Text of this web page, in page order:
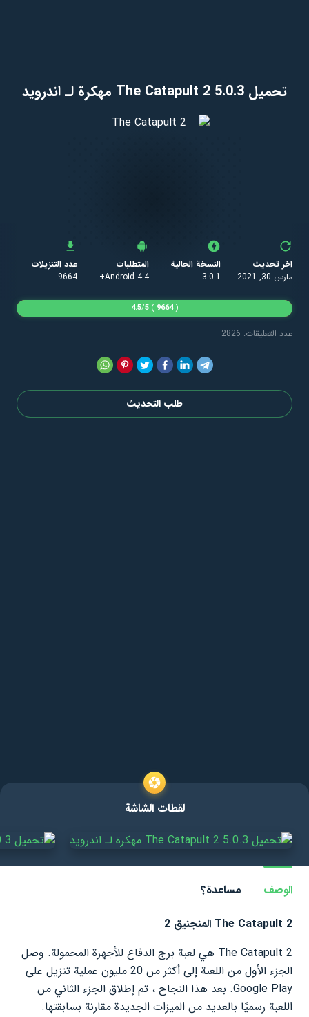
تحميل The Catapult 2 5.0.3 مهكرة لـ اندرويد
اخر تحديث
مارس 30, 2021
النسخة الحالية
3.0.1
المتطلبات
Android 4.4+
عدد التنزيلات
9664
عدد التعليقات: 2826
(
9664
)
4.5/5
طلب التحديث
لقطات الشاشة
الوصف
مساعدة؟
The Catapult 2 المنجنيق 2
The Catapult 2 هي لعبة برج الدفاع للأجهزة المحمولة. وصل
الجزء الأول من اللعبة إلى أكثر من 20 مليون عملية تنزيل على
Google Play. بعد هذا النجاح ، تم إطلاق الجزء الثاني من
اللعبة رسميًا بالعديد من الميزات الجديدة مقارنة بسابقتها.